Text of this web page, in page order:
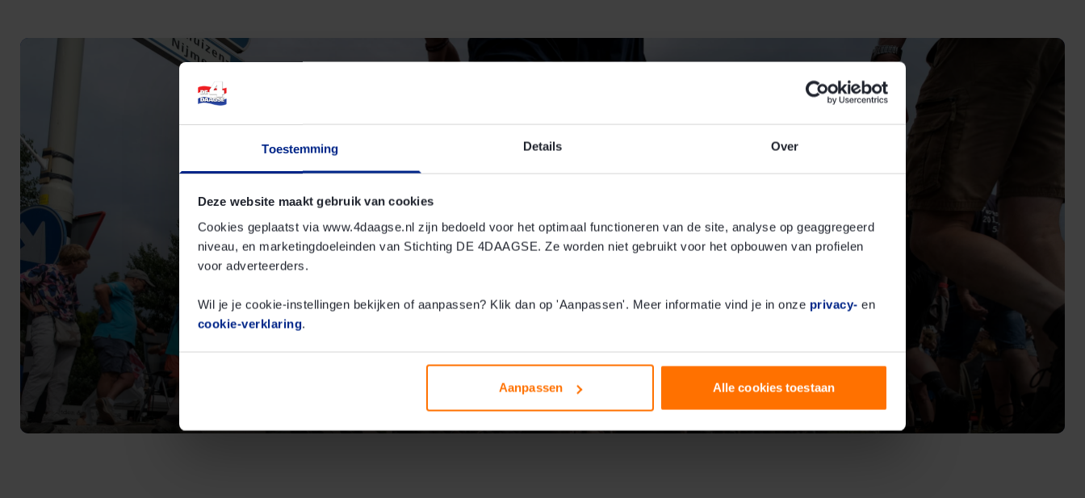
Toestemming Details Over
Deze website maakt gebruik van cookies
Cookies geplaatst via www.4daagse.nl zijn bedoeld voor het optimaal functioneren van de site, analyse op geaggregeerd
niveau, en marketingdoeleinden van Stichting DE 4DAAGSE. Ze worden niet gebruikt voor het opbouwen van profielen
voor adverteerders.
Wil je je cookie-instellingen bekijken of aanpassen? Klik dan op 'Aanpassen'. Meer informatie vind je in onze privacy- en
cookie-verklaring.
Aanpassen Alle cookies toestaan
Het verhaal vanWillem
Bekijk het verhaal van Willem